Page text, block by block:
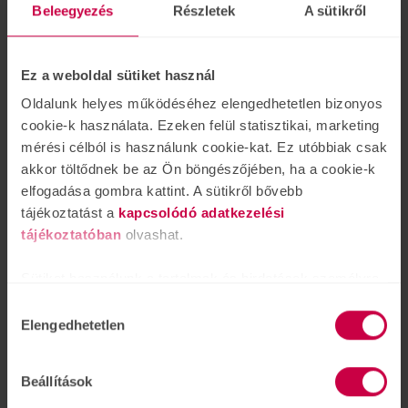
Beleegyezés Részletek A sütikről
Ez a weboldal sütiket használ
Oldalunk helyes működéséhez elengedhetetlen bizonyos
cookie-k használata. Ezeken felül statisztikai, marketing
mérési célból is használunk cookie-kat. Ez utóbbiak csak
akkor töltődnek be az Ön böngészőjében, ha a cookie-k
elfogadása gombra kattint. A sütikről bővebb
tájékoztatást a kapcsolódó adatkezelési
tájékoztatóban olvashat.
valamint weboldalforgalmunk elemzéséhez. Ezenkívül
közösségi média-, hirdető- és elemező partnereinkkel
adatait, akik kombinálhatják az adatokat más olyan
kiválasztása
Elengedhetetlen
Beállítások
A legújabb kutatások bizonyítják,
tesz a halláscsökkenés ellen, nagyban
Friss hírek
Elakadt webshop
rendelésében? Segítünk!
Webshop kisokos
online rendelések kapcsán? Összegyűjtöttünk pár
gyakori kérdést valamint egy segédletet amely lépésről